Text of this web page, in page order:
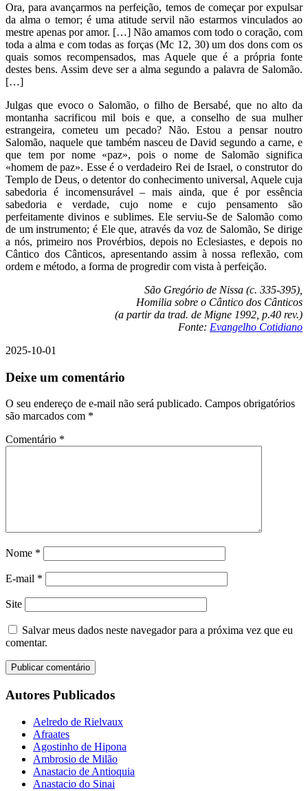
Ora, para avançarmos na perfeição, temos de começar por expulsar
da alma o temor; é uma atitude servil não estarmos vinculados ao
mestre apenas por amor. […] Não amamos com todo o coração, com
toda a alma e com todas as forças (Mc 12, 30) um dos dons com os
quais somos recompensados, mas Aquele que é a própria fonte
destes bens. Assim deve ser a alma segundo a palavra de Salomão.
[…]
Julgas que evoco o Salomão, o filho de Bersabé, que no alto da
montanha sacrificou mil bois e que, a conselho de sua mulher
estrangeira, cometeu um pecado? Não. Estou a pensar noutro
Salomão, naquele que também nasceu de David segundo a carne, e
que tem por nome «paz», pois o nome de Salomão significa
«homem de paz». Esse é o verdadeiro Rei de Israel, o construtor do
Templo de Deus, o detentor do conhecimento universal, Aquele cuja
sabedoria é incomensurável – mais ainda, que é por essência
sabedoria e verdade, cujo nome e cujo pensamento são
perfeitamente divinos e sublimes. Ele serviu-Se de Salomão como
de um instrumento; é Ele que, através da voz de Salomão, Se dirige
a nós, primeiro nos Provérbios, depois no Eclesiastes, e depois no
Cântico dos Cânticos, apresentando assim à nossa reflexão, com
ordem e método, a forma de progredir com vista à perfeição.
São Gregório de Nissa (c. 335-395),
Homilia sobre o Cântico dos Cânticos
(a partir da trad. de Migne 1992, p.40 rev.)
Fonte: Evangelho Cotidiano
2025-10-01
Deixe um comentário
O seu endereço de e-mail não será publicado. Campos obrigatórios
são marcados com *
Comentário *
Nome *
E-mail *
Site
Salvar meus dados neste navegador para a próxima vez que eu
comentar.
Autores Publicados
Aelredo de Rielvaux
Afraates
Agostinho de Hipona
Ambrosio de Milão
Anastacio de Antioquia
Anastacio do Sinai